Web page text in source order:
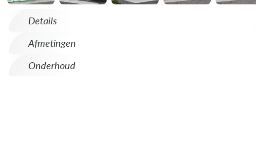
Details
Afmetingen
Onderhoud